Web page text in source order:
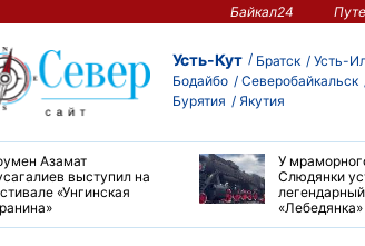
Байкал24
Усть-Кут Братск Усть-
Бодайбо
Северобайкальск
Бурятия
Якутия
Азамат
выступил на
«Унгинская
У
Слюдянки
«Лебедянка»